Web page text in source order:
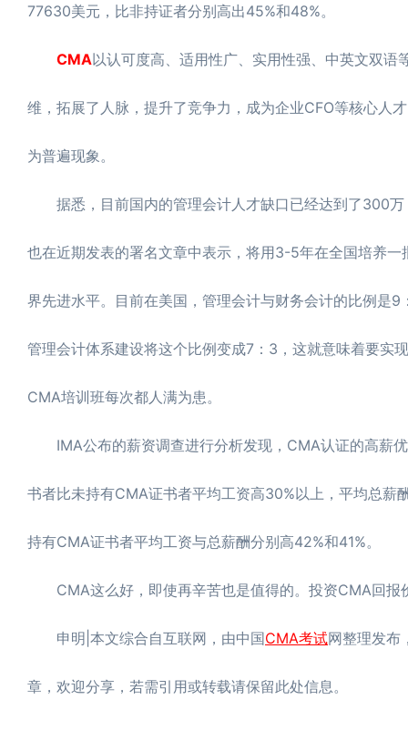
77630美元，比非持证者分别高出45%和48%。
CMA以认可度高、适用性广、实用性强、中英文双
维，拓展了人脉，提升了竞争力，成为企业CFO等核心人
为普遍现象。
据悉，目前国内的管理会计人才缺口已经达到了300万
也在近期发表的署名文章中表示，将用3-5年在全国培养
界先进水平。目前在美国，管理会计与财务会计的比例是
管理会计体系建设将这个比例变成7：3，这就意味着要实
CMA培训班每次都人满为患。
IMA公布的薪资调查进行分析发现，CMA认证的高薪
书者比未持有CMA证书者平均工资高30%以上，平均总
持有CMA证书者平均工资与总薪酬分别高42%和41%。
CMA这么好，即使再辛苦也是值得的。投资CMA回报
申明|本文综合自互联网，由中国CMA考试网整理发布
章，欢迎分享，若需引用或转载请保留此处信息。